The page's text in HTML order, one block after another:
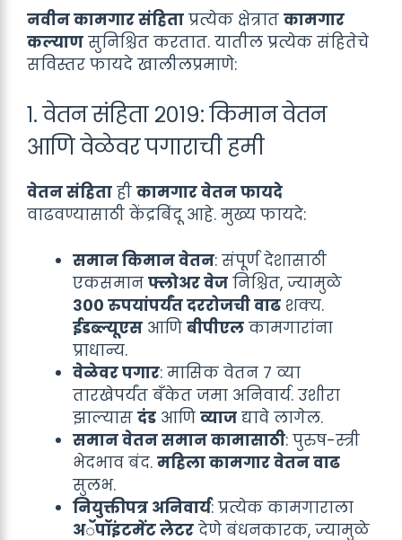
नवीन कामगार संहिता प्रत्येक क्षेत्रात कामगार
कल्याण सुनिश्चित करतात. यातील प्रत्येक संहितेचे
सविस्तर फायदे खालीलप्रमाणे:
१. वेतन संहिता २०१९: किमान वेतन
आणि वेळेवर पगाराची हमी
वेतन संहिता ही कामगार वेतन फायदे
वाढवण्यासाठी केंद्रबिंदू आहे. मुख्य फायदे:
समान किमान वेतन: संपूर्ण देशासाठी
एकसमान फ्लोअर वेज निश्चित, ज्यामुळे
३०० रुपयांपर्यंत दररोजची वाढ शक्य.
ईडब्ल्यूएस आणि बीपीएल कामगारांना
प्राधान्य.
वेळेवर पगार: मासिक वेतन ७ व्या
तारखेपर्यंत बँकेत जमा अनिवार्य. उशीरा
झाल्यास दंड आणि व्याज द्यावे लागेल.
समान वेतन समान कामासाठी: पुरुष-स्त्री
भेदभाव बंद. महिला कामगार वेतन वाढ
सुलभ.
नियुक्तीपत्र अनिवार्य: प्रत्येक कामगाराला
अॅपॉइंटमेंट लेटर देणे बंधनकारक, ज्यामुळे